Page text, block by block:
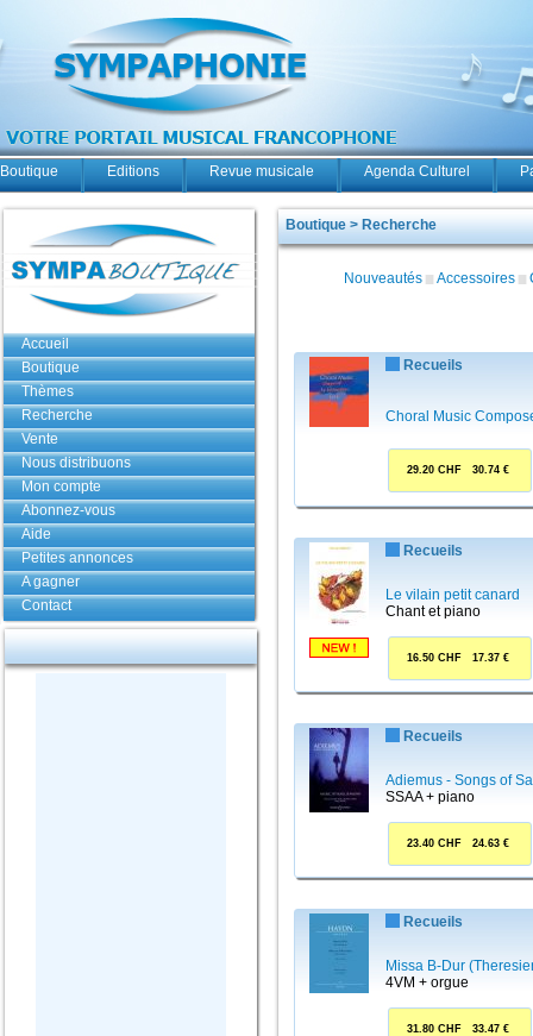
Boutique Editions Revue musicale Agenda Culturel
Accueil
Boutique
Thèmes
Recherche
Vente
Nous distribuons
Mon compte
Abonnez-vous
Aide
Petites annonces
A gagner
Contact
Boutique > Recherche
Nouveautés Accessoires
Recueils
Choral Music
29.20 CHF 30.74 €
Recueils
Le vilain petit canard
Chant et piano
16.50 CHF 17.37 €
Recueils
Adiemus - Songs of
SSAA + piano
23.40 CHF 24.63 €
Recueils
Missa B-Dur
4VM + orgue
31.80 CHF 33.47 €